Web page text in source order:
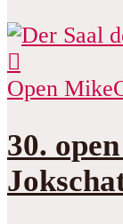
Open Mike
30.